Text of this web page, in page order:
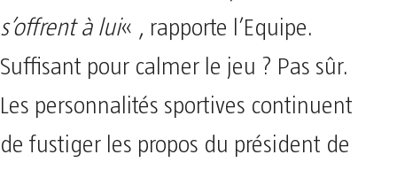
s’offrent à lui« , rapporte l’Equipe.
Suffisant pour calmer le jeu ? Pas sûr.
Les personnalités sportives continuent
de fustiger les propos du président de